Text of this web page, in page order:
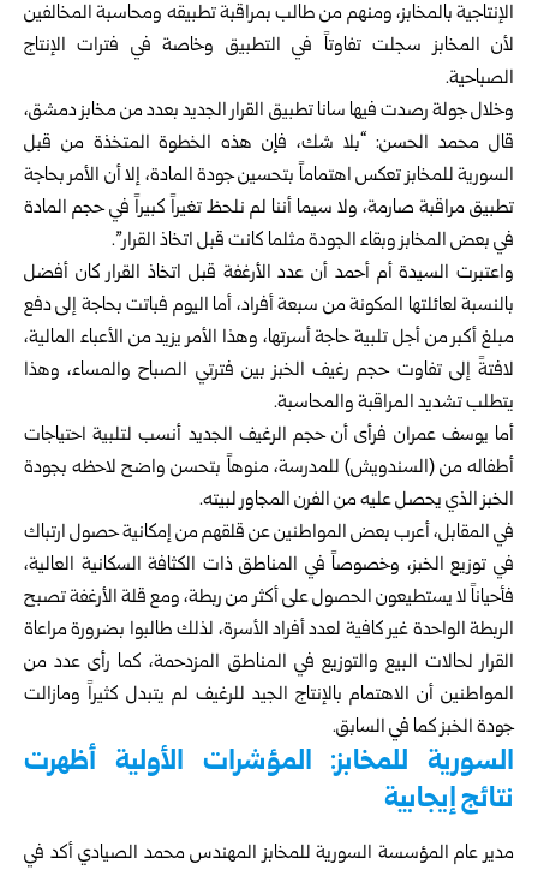
الإنتاجية بالمخابز، ومنهم من طالب بمراقبة تطبيقه ومحاسبة المخالفين
لأن المخابز سجلت تفاوتاً في التطبيق وخاصة في فترات الإنتاج
الصباحية.
وخلال جولة رصدت فيها سانا تطبيق القرار الجديد بعدد من مخابزدمشق،
قال محمد الحسن: “بلا شك، فإن هذه الخطوة المتخذة من قبل
السورية للمخابز تعكس اهتماماً بتحسين جودة المادة، إلا أن الأمر بحاجة
تطبيق مراقبة صارمة، ولا سيما أننا لم نلحظ تغيراً كبيراً في حجم المادة
في بعض المخابز وبقاء الجودة مثلما كانت قبل اتخاذ القرار”.
واعتبرت السيدة أم أحمد أن عدد الأرغفة قبل اتخاذ القرار كان أفضل
بالنسبة لعائلتها المكونة من سبعة أفراد، أما اليوم فباتت بحاجة إلى دفع
مبلغ أكبر من أجل تلبية حاجة أسرتها، وهذا الأمر يزيد من الأعباء المالية،
لافتةً إلى تفاوت حجم رغيف الخبز بين فترتي الصباح والمساء، وهذا
يتطلب تشديد المراقبة والمحاسبة.
أما يوسف عمران فرأى أن حجم الرغيف الجديد أنسب لتلبية احتياجات
أطفاله من (السندويش) للمدرسة، منوهاً بتحسن واضح لاحظه بجودة
الخبز الذي يحصل عليه من الفرن المجاور لبيته.
في المقابل، أعرب بعض المواطنين عن قلقهم من إمكانية حصول ارتباك
في توزيع الخبز، وخصوصاً في المناطق ذات الكثافة السكانية العالية،
فأحياناً لا يستطيعون الحصول على أكثر من ربطة، ومع قلة الأرغفة تصبح
الربطة الواحدة غير كافية لعدد أفراد الأسرة، لذلك طالبوا بضرورة مراعاة
القرار لحالات البيع والتوزيع في المناطق المزدحمة، كما رأى عدد من
المواطنين أن الاهتمام بالإنتاج الجيد للرغيف لم يتبدل كثيراً ومازالت
جودة الخبز كما في السابق.
السورية للمخابز: المؤشرات الأولية أظهرت
نتائج إيجابية
مدير عام المؤسسة السورية للمخابز المهندس محمد الصيادي أكد في